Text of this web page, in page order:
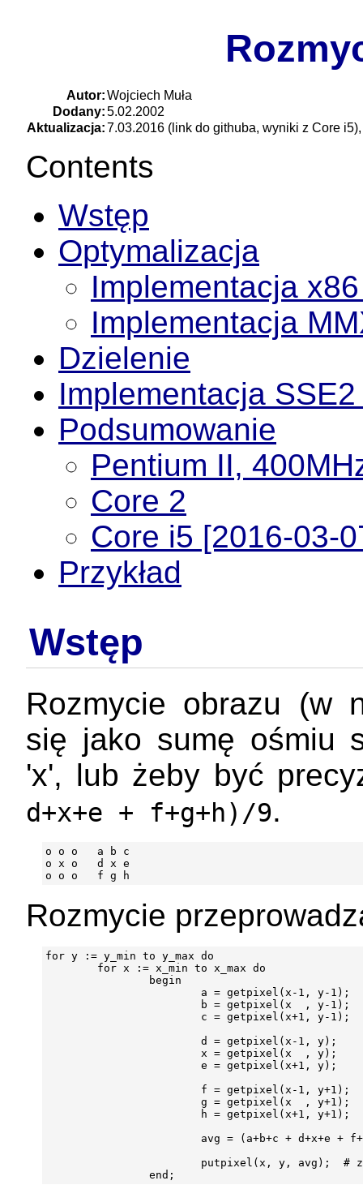
Autor:Wojciech Muła
Dodany:5.02.2002
Aktualizacja:7.03.2016 (link do githuba, wyniki z Core
Contents
Wstęp
Optymalizacja
Implementacja
Implementacja
Dzielenie
Implementacja
Podsumowanie
Pentium II,
Core 2
Core i5 [2016-03-
Przykład
Wstęp
Rozmycie obrazu (w
się jako sumę ośmiu
'x', lub żeby być
d+x+e + f+g+h)/9.
o o o   a b c
o x o   d x e
Rozmycie
for y := y_min to y_max do
        for x := x_min to x_max do
                begin
                        a = getpixel(x-1, y-1);
                        b = getpixel(x  , y-1);
                        c = getpixel(x+1, y-1);
                        d = getpixel(x-1, y);
                        x = getpixel(x  , y);
                        e = getpixel(x+1, y);
                        f = getpixel(x-1, y+1);
                        g = getpixel(x  , y+1);
                        h = getpixel(x+1, y+1);
avg = (a+b+c + d+x+e +
putpixel(x, y, avg);  #